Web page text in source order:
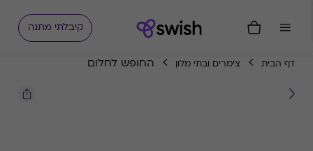
קיבלתי מתנה
דף הבית צימרים ובתי מלון החופש לחלום